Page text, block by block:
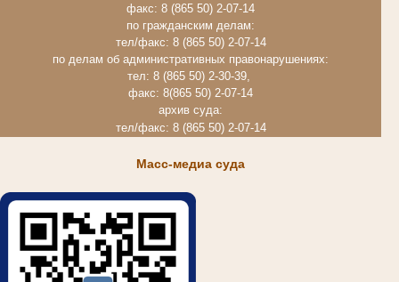
факс: 8 (865 50) 2-07-14
по гражданским делам:
тел/факс: 8 (865 50) 2-07-14
по делам об административных правонарушениях:
тел: 8 (865 50) 2-30-39,
факс: 8(865 50) 2-07-14
архив суда:
тел/факс: 8 (865 50) 2-07-14
Масс-медиа суда